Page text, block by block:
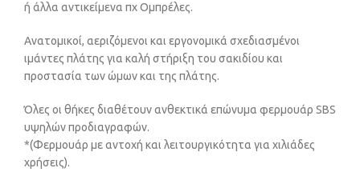
ή άλλα αντικείμενα πχ Ομπρέλες.
Ανατομικοί, αεριζόμενοι και εργονομικά σχεδιασμένοι
ιμάντες πλάτης για καλή στήριξη του σακιδίου και
προστασία των ώμων και της πλάτης.
Όλες οι θήκες διαθέτουν ανθεκτικά επώνυμα φερμουάρ SBS
υψηλών προδιαγραφών.
*(Φερμουάρ με αντοχή και λειτουργικότητα για χιλιάδες
χρήσεις).